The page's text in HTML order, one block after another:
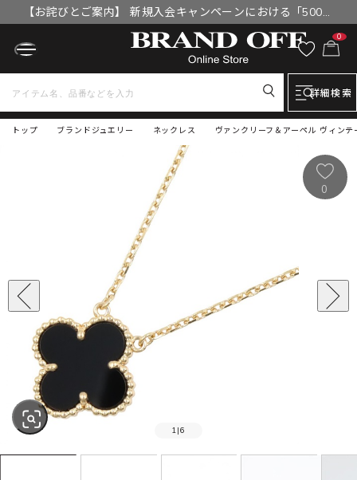
【お詫びとご案内】 新規入会キャンペーンにおける「500円
OFFクーポン」付与漏れと補填について
0
詳細検索
トップ ヴァンクリーフ＆アーペル ヴィン
ブランドジュエリー ネックレス
1 |6
0